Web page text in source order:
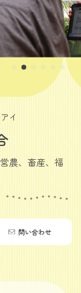
イ
農、畜産、福
問い合わせ